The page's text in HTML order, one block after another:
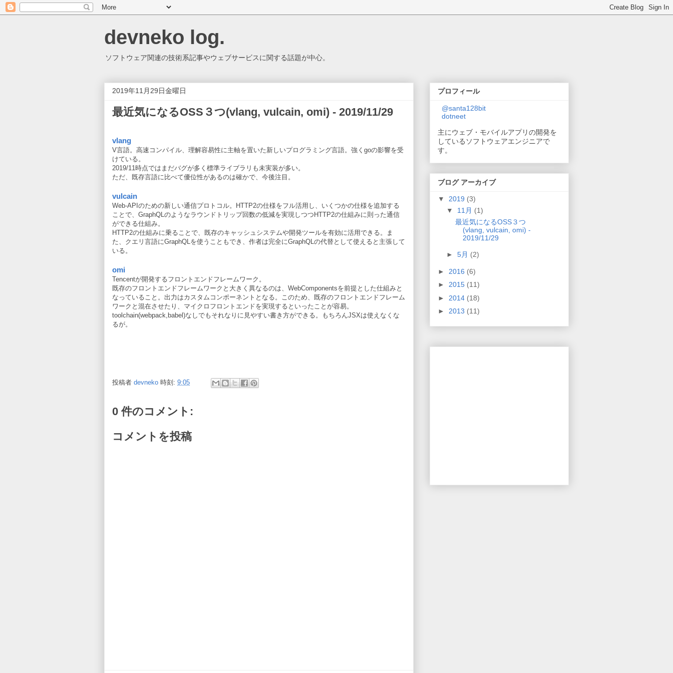
devneko log.
ソフトウェア関連の技術系記事やウェブサービスに関する話題が中心。
2019年11月29日金曜日
最近気になるOSS３つ(vlang, vulcain, omi) - 2019/11/29
vlang
V言語。高速コンパイル、理解容易性に主軸を置いた新しいプログラミング言語。強くgoの影響を受
けている。
2019/11時点ではまだバグが多く標準ライブラリも未実装が多い。
ただ、既存言語に比べて優位性があるのは確かで、今後注目。
vulcain
Web-APIのための新しい通信プロトコル。HTTP2の仕様をフル活用し、いくつかの仕様を追加する
ことで、GraphQLのようなラウンドトリップ回数の低減を実現しつつHTTP2の仕組みに則った通信
ができる仕組み。
HTTP2の仕組みに乗ることで、既存のキャッシュシステムや開発ツールを有効に活用できる。ま
た、クエリ言語にGraphQLを使うこともでき、作者は完全にGraphQLの代替として使えると主張して
いる。
omi
Tencentが開発するフロントエンドフレームワーク。
既存のフロントエンドフレームワークと大きく異なるのは、WebComponentsを前提とした仕組みと
なっていること。出力はカスタムコンポーネントとなる。このため、既存のフロントエンドフレーム
ワークと混在させたり、マイクロフロントエンドを実現するといったことが容易。
toolchain(webpack,babel)なしでもそれなりに見やすい書き方ができる。もちろんJSXは使えなくな
るが。
投稿者 devneko 時刻: 9:05
0 件のコメント:
コメントを投稿
プロフィール
@santa128bit
dotneet
主にウェブ・モバイルアプリの開発を
しているソフトウェアエンジニアで
す。
ブログ アーカイブ
▼ 2019 (3)
▼ 11月 (1)
最近気になるOSS３つ
(vlang, vulcain, omi) -
2019/11/29
► 5月 (2)
► 2016 (6)
► 2015 (11)
► 2014 (18)
► 2013 (11)